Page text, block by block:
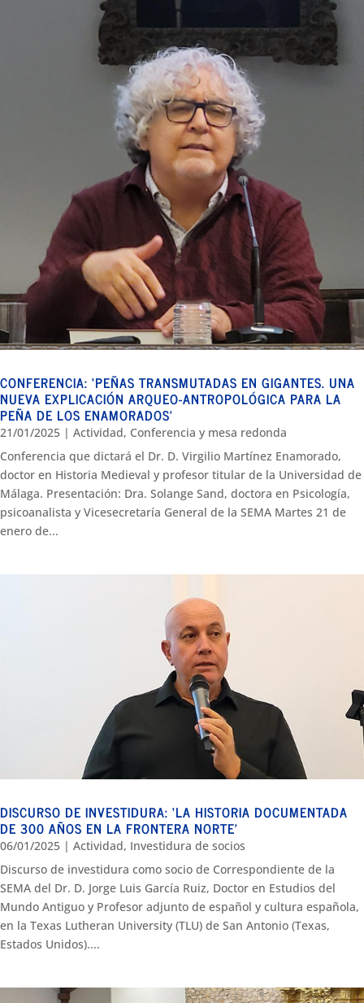
CONFERENCIA: ‘PEÑAS TRANSMUTADAS EN GIGANTES. UNA
NUEVA EXPLICACIÓN ARQUEO-ANTROPOLÓGICA PARA LA
PEÑA DE LOS ENAMORADOS’
21/01/2025 | Actividad, Conferencia y mesa redonda
Conferencia que dictará el Dr. D. Virgilio Martínez Enamorado,
doctor en Historia Medieval y profesor titular de la Universidad de
Málaga. Presentación: Dra. Solange Sand, doctora en Psicología,
psicoanalista y Vicesecretaría General de la SEMA Martes 21 de
enero de...
DISCURSO DE INVESTIDURA: ‘LA HISTORIA DOCUMENTADA
DE 300 AÑOS EN LA FRONTERA NORTE’
06/01/2025 | Actividad, Investidura de socios
Discurso de investidura como socio de Correspondiente de la
SEMA del Dr. D. Jorge Luis García Ruiz, Doctor en Estudios del
Mundo Antiguo y Profesor adjunto de español y cultura española,
en la Texas Lutheran University (TLU) de San Antonio (Texas,
Estados Unidos)....